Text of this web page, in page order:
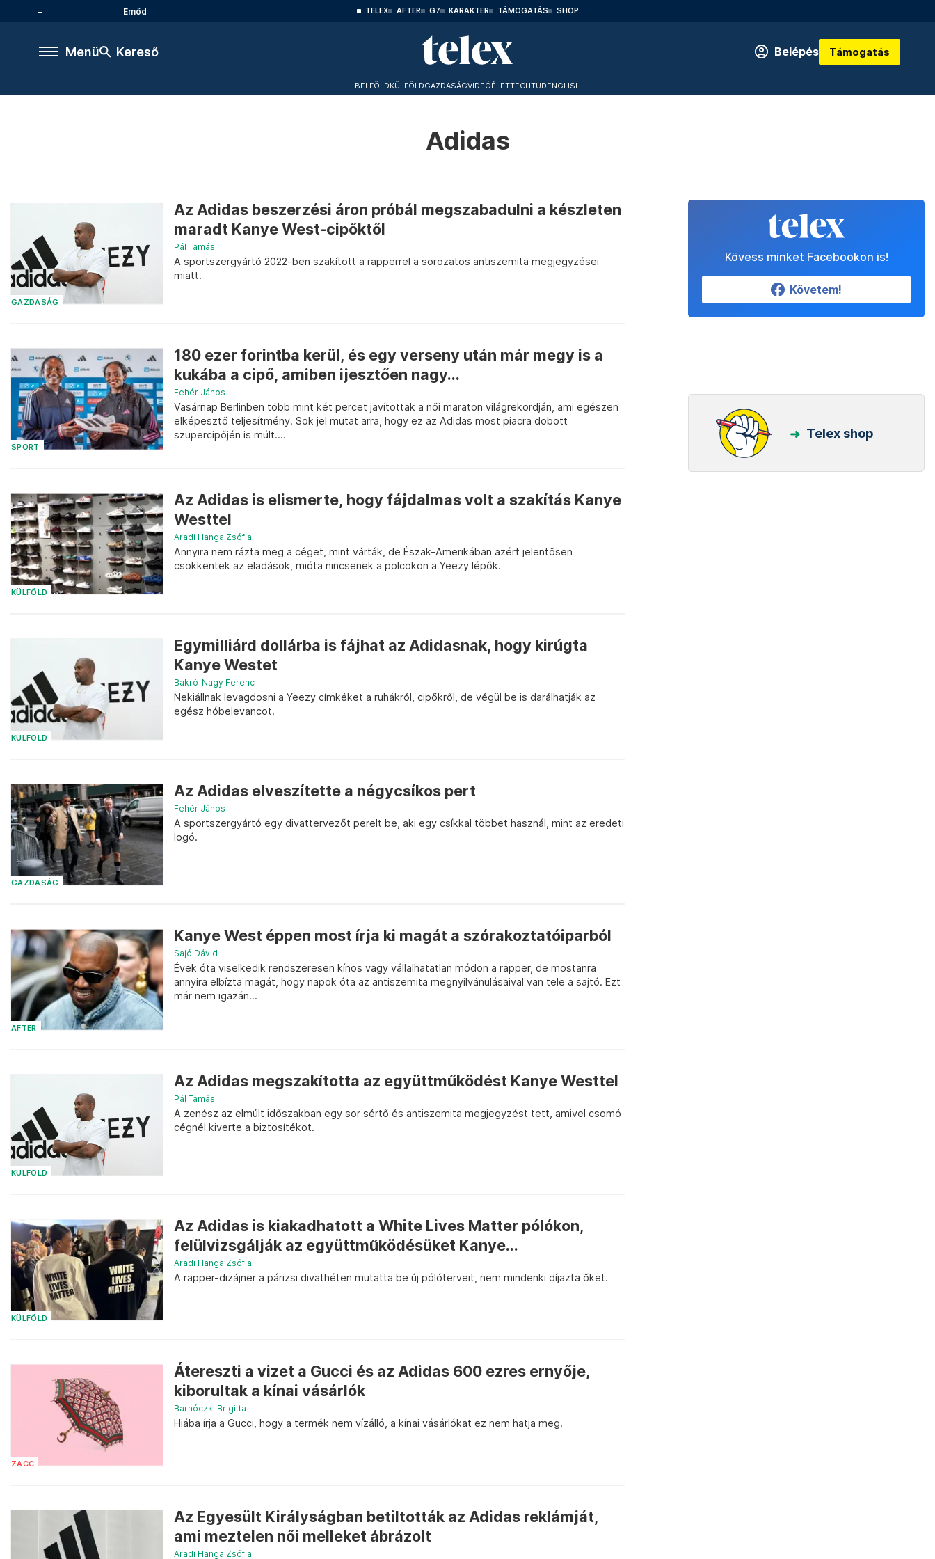
Emőd TELEX AFTER G7 KARAKTER TÁMOGATÁS SHOP
Menü Kereső Belépés Támogatás
BELFÖLDKÜLFÖLDGAZDASÁGVIDEÓÉLETTECHTUDENGLISH
Adidas
GAZDASÁG
Az Adidas beszerzési áron próbál megszabadulni a készleten
maradt Kanye West-cipőktől
Pál Tamás
A sportszergyártó 2022-ben szakított a rapperrel a sorozatos antiszemita megjegyzései
miatt.
SPORT
180 ezer forintba kerül, és egy verseny után már megy is a
kukába a cipő, amiben ijesztően nagy...
Fehér János
Vasárnap Berlinben több mint két percet javítottak a női maraton világrekordján, ami egészen
elképesztő teljesítmény. Sok jel mutat arra, hogy ez az Adidas most piacra dobott
szupercipőjén is múlt....
KÜLFÖLD
Az Adidas is elismerte, hogy fájdalmas volt a szakítás Kanye
Westtel
Aradi Hanga Zsófia
Annyira nem rázta meg a céget, mint várták, de Észak-Amerikában azért jelentősen
csökkentek az eladások, mióta nincsenek a polcokon a Yeezy lépők.
KÜLFÖLD
Egymilliárd dollárba is fájhat az Adidasnak, hogy kirúgta
Kanye Westet
Bakró-Nagy Ferenc
Nekiállnak levagdosni a Yeezy címkéket a ruhákról, cipőkről, de végül be is darálhatják az
egész hóbelevancot.
GAZDASÁG
Az Adidas elveszítette a négycsíkos pert
Fehér János
A sportszergyártó egy divattervezőt perelt be, aki egy csíkkal többet használ, mint az eredeti
logó.
AFTER
Kanye West éppen most írja ki magát a szórakoztatóiparból
Sajó Dávid
Évek óta viselkedik rendszeresen kínos vagy vállalhatatlan módon a rapper, de mostanra
annyira elbízta magát, hogy napok óta az antiszemita megnyilvánulásaival van tele a sajtó. Ezt
már nem igazán...
KÜLFÖLD
Az Adidas megszakította az együttműködést Kanye Westtel
Pál Tamás
A zenész az elmúlt időszakban egy sor sértő és antiszemita megjegyzést tett, amivel csomó
cégnél kiverte a biztosítékot.
KÜLFÖLD
Az Adidas is kiakadhatott a White Lives Matter pólókon,
felülvizsgálják az együttműködésüket Kanye...
Aradi Hanga Zsófia
A rapper-dizájner a párizsi divathéten mutatta be új pólóterveit, nem mindenki díjazta őket.
ZACC
Átereszti a vizet a Gucci és az Adidas 600 ezres ernyője,
kiborultak a kínai vásárlók
Barnóczki Brigitta
Hiába írja a Gucci, hogy a termék nem vízálló, a kínai vásárlókat ez nem hatja meg.
Az Egyesült Királyságban betiltották az Adidas reklámját,
ami meztelen női melleket ábrázolt
Aradi Hanga Zsófia
Kövess minket Facebookon is!
Követem!
Telex shop